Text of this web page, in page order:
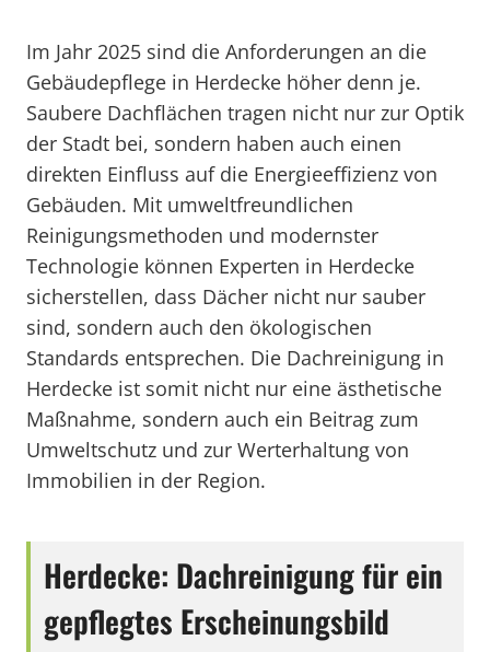
Im Jahr 2025 sind die Anforderungen an die
Gebäudepflege in Herdecke höher denn je.
Saubere Dachflächen tragen nicht nur zur Optik
der Stadt bei, sondern haben auch einen
direkten Einfluss auf die Energieeffizienz von
Gebäuden. Mit umweltfreundlichen
Reinigungsmethoden und modernster
Technologie können Experten in Herdecke
sicherstellen, dass Dächer nicht nur sauber
sind, sondern auch den ökologischen
Standards entsprechen. Die Dachreinigung in
Herdecke ist somit nicht nur eine ästhetische
Maßnahme, sondern auch ein Beitrag zum
Umweltschutz und zur Werterhaltung von
Immobilien in der Region.
Herdecke: Dachreinigung für ein
gepflegtes Erscheinungsbild